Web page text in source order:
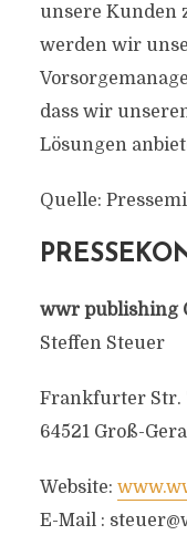
unsere Kunden
werden wir
dass wir
Lösungen
Quelle:
wwr publishing
Steffen Steuer
Frankfurter Str.
64521 Groß-
Website:
E-Mail :